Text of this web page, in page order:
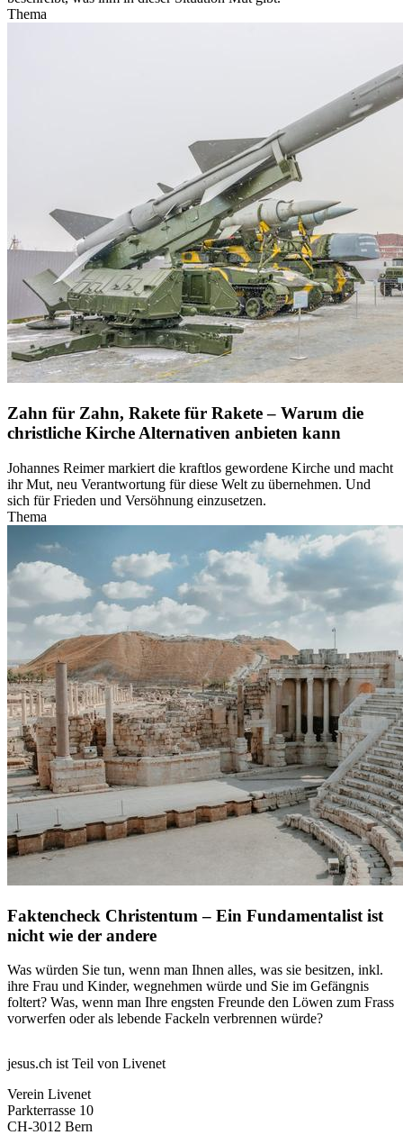
Thema
Zahn für Zahn, Rakete für Rakete – Warum die
christliche Kirche Alternativen anbieten kann
Johannes Reimer markiert die kraftlos gewordene Kirche und macht
ihr Mut, neu Verantwortung für diese Welt zu übernehmen. Und
sich für Frieden und Versöhnung einzusetzen.
Thema
Faktencheck Christentum – Ein Fundamentalist ist
nicht wie der andere
Was würden Sie tun, wenn man Ihnen alles, was sie besitzen, inkl.
ihre Frau und Kinder, wegnehmen würde und Sie im Gefängnis
foltert? Was, wenn man Ihre engsten Freunde den Löwen zum Frass
vorwerfen oder als lebende Fackeln verbrennen würde?
jesus.ch ist Teil von Livenet
Verein Livenet
Parkterrasse 10
CH-3012 Bern